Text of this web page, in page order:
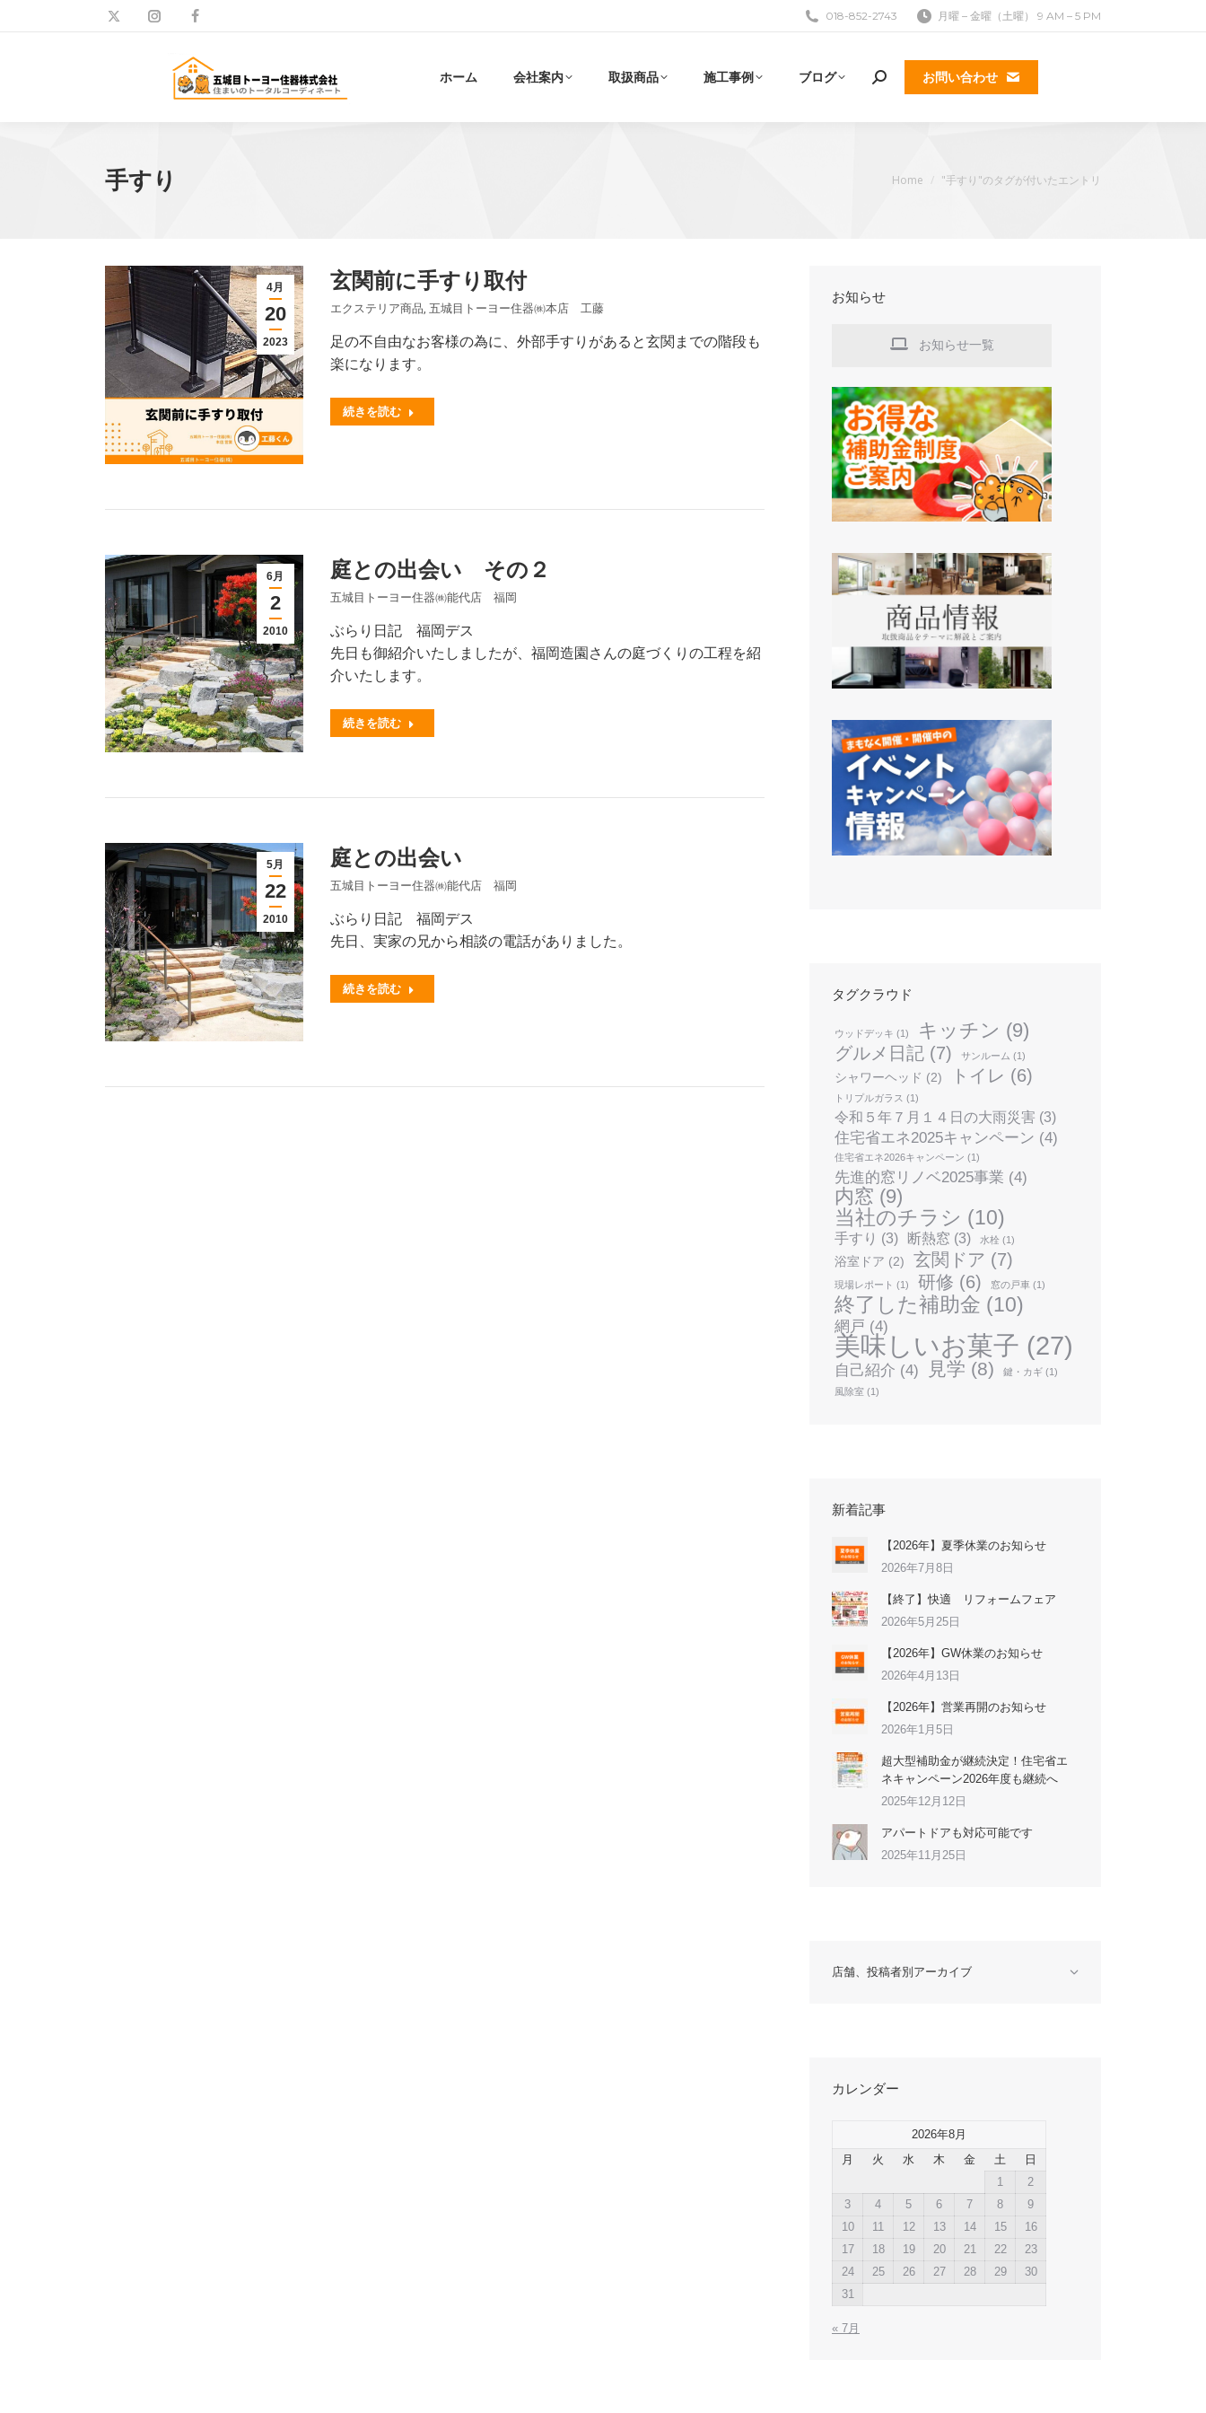
018-852-2743 月曜 – 金曜（土曜） 9 AM – 5 PM
ホーム 会社案内 取扱商品 施工事例 ブログ
検
お問い合わせ
手すり 現在地:
Home "手すり"のタグが付いたエントリ
4月
20
2023
玄関前に手すり取付
エクステリア商品, 五城目トーヨー住器㈱本店 工藤
足の不自由なお客様の為に、外部手すりがあると玄関までの階段も
楽になります。
続きを読む
6月
2
2010
庭との出会い その２
五城目トーヨー住器㈱能代店 福岡
ぶらり日記 福岡デス
先日も御紹介いたしましたが、福岡造園さんの庭づくりの工程を紹
介いたします。
続きを読む
5月
22
2010
庭との出会い
五城目トーヨー住器㈱能代店 福岡
ぶらり日記 福岡デス
先日、実家の兄から相談の電話がありました。
続きを読む
お知らせ
お知らせ一覧
タグクラウド
ウッドデッキ (1) キッチン (9)
グルメ日記 (7) サンルーム (1)
シャワーヘッド (2) トイレ (6)
トリプルガラス (1)
令和５年７月１４日の大雨災害 (3)
住宅省エネ2025キャンペーン (4)
住宅省エネ2026キャンペーン (1)
先進的窓リノベ2025事業 (4)
内窓 (9)
当社のチラシ (10)
手すり (3) 断熱窓 (3) 水栓 (1)
浴室ドア (2) 玄関ドア (7)
現場レポート (1) 研修 (6) 窓の戸車 (1)
終了した補助金 (10)
網戸 (4)
美味しいお菓子 (27)
自己紹介 (4) 見学 (8) 鍵・カギ (1)
風除室 (1)
新着記事
【2026年】夏季休業のお知らせ
2026年7月8日
【終了】快適 リフォームフェア
2026年5月25日
【2026年】GW休業のお知らせ
2026年4月13日
【2026年】営業再開のお知らせ
2026年1月5日
超大型補助金が継続決定！住宅省エ
ネキャンペーン2026年度も継続へ
2025年12月12日
アパートドアも対応可能です
2025年11月25日
店舗、投稿者別アーカイブ
カレンダー
2026年8月
月
火 水 木 金 土
日
1
2
3
4 5 6 7 8
9
10
11 12 13 14 15
16
17
18 19 20 21 22
23
24
25 26 27 28 29
30
31
« 7月